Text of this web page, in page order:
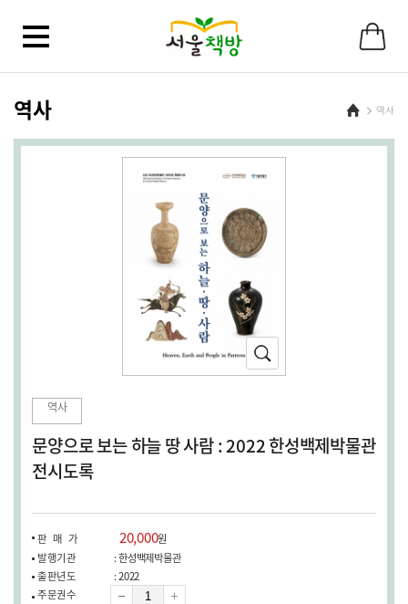
메
역사 Home역사
확
대
림)
역사
문양으로 보는 하늘 땅 사람 : 2022 한성백제박물관
전시도록
판매가 20,000원
발행기관
: 한성백제박물관
출판년도
: 2022
주문권수